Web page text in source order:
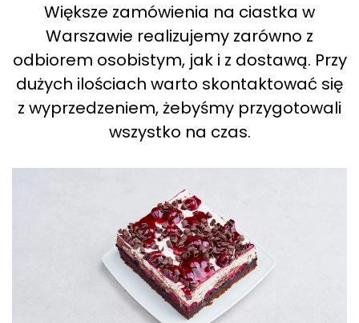
Większe zamówienia na ciastka w
Warszawie realizujemy zarówno z
odbiorem osobistym, jak i z dostawą. Przy
dużych ilościach warto skontaktować się
z wyprzedzeniem, żebyśmy przygotowali
wszystko na czas.